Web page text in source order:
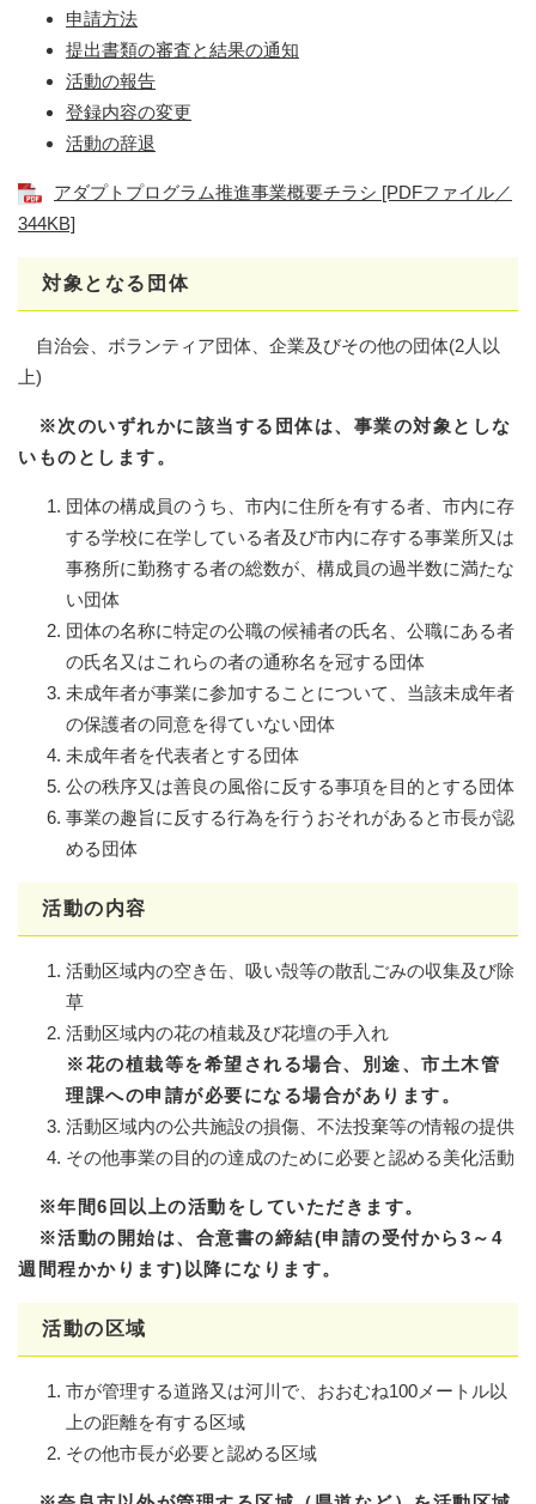
申請方法
提出書類の審査と結果の通知
活動の報告
登録内容の変更
活動の辞退
アダプトプログラム推進事業概要チラシ [PDFファイル／
344KB]
対象となる団体
自治会、ボランティア団体、企業及びその他の団体(2人以
上)
※次のいずれかに該当する団体は、事業の対象としな
いものとします。
団体の構成員のうち、市内に住所を有する者、市内に存
する学校に在学している者及び市内に存する事業所又は
事務所に勤務する者の総数が、構成員の過半数に満たな
い団体
団体の名称に特定の公職の候補者の氏名、公職にある者
の氏名又はこれらの者の通称名を冠する団体
未成年者が事業に参加することについて、当該未成年者
の保護者の同意を得ていない団体
未成年者を代表者とする団体
公の秩序又は善良の風俗に反する事項を目的とする団体
事業の趣旨に反する行為を行うおそれがあると市長が認
める団体
活動の内容
活動区域内の空き缶、吸い殻等の散乱ごみの収集及び除
草
活動区域内の花の植栽及び花壇の手入れ
※花の植栽等を希望される場合、別途、市土木管
理課への申請が必要になる場合があります。
活動区域内の公共施設の損傷、不法投棄等の情報の提供
その他事業の目的の達成のために必要と認める美化活動
※年間6回以上の活動をしていただきます。
※活動の開始は、合意書の締結(申請の受付から3～4
週間程かかります)以降になります。
活動の区域
市が管理する道路又は河川で、おおむね100メートル以
上の距離を有する区域
その他市長が必要と認める区域